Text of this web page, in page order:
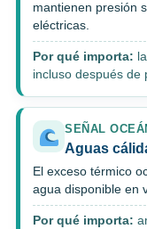
mantienen presión
eléctricas.
Por qué importa:
incluso después de
SEÑAL
Aguas
El exceso térmico
agua disponible en
Por qué importa: